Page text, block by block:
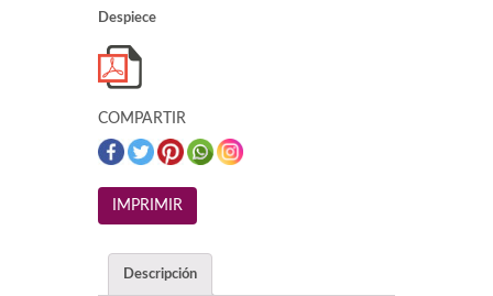
Despiece
COMPARTIR
Descripción